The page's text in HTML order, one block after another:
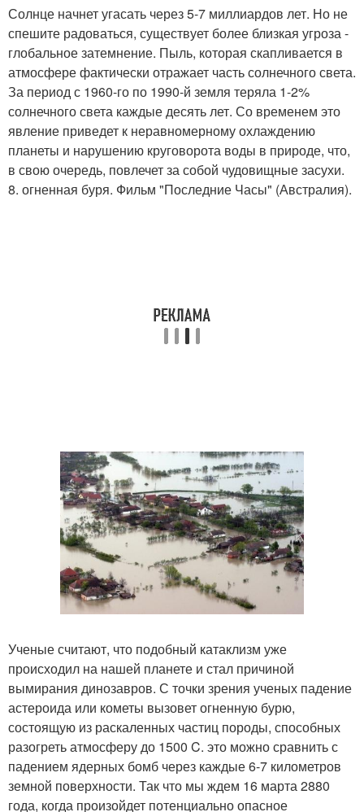
Солнце начнет угасать через 5-7 миллиардов лет. Но не
спешите радоваться, существует более близкая угроза -
глобальное затемнение. Пыль, которая скапливается в
атмосфере фактически отражает часть солнечного света.
За период с 1960-го по 1990-й земля теряла 1-2%
солнечного света каждые десять лет. Со временем это
явление приведет к неравномерному охлаждению
планеты и нарушению круговорота воды в природе, что,
в свою очередь, повлечет за собой чудовищные засухи.
8. огненная буря. Фильм "Последние Часы" (Австралия).
Ученые считают, что подобный катаклизм уже
происходил на нашей планете и стал причиной
вымирания динозавров. С точки зрения ученых падение
астероида или кометы вызовет огненную бурю,
состоящую из раскаленных частиц породы, способных
разогреть атмосферу до 1500 C. это можно сравнить с
падением ядерных бомб через каждые 6-7 километров
земной поверхности. Так что мы ждем 16 марта 2880
года, когда произойдет потенциально опасное